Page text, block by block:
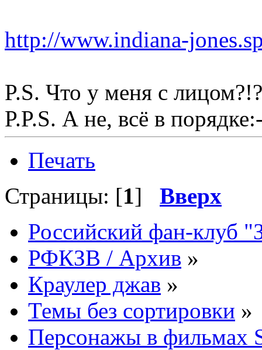
http://www.indiana-
P.S. Что у меня с
P.P.S. А не, всё в
Печать
Страницы: [1] Вверх
Российский фан-клуб
РФКЗВ / Архив »
Краулер джав »
Темы без сортировки »
Персонажы в фильмах